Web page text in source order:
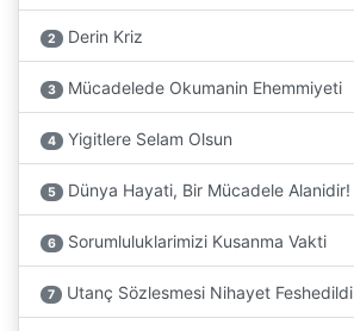
2 Derin Kriz
3 Mücadelede Okumanin Ehemmiyeti
4 Yigitlere Selam Olsun
5 Dünya Hayati, Bir Mücadele Alanidir!
6 Sorumluluklarimizi Kusanma Vakti
7 Utanç Sözlesmesi Nihayet Feshedildi